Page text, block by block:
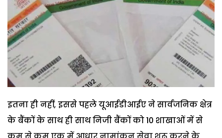
इतना ही नहीं, इससे पहले यूआईडीआईए ने सार्वजनिक क्षेत्र
के बैंकों के साथ ही साथ निजी बैंकों को 10 शाखाओं में से